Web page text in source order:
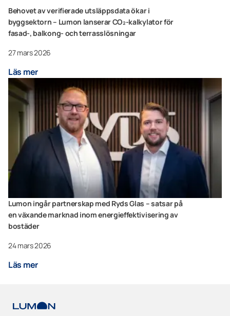
Behovet av verifierade utsläppsdata ökar i
byggsektorn – Lumon lanserar CO₂-kalkylator för
fasad-, balkong- och terrasslösningar
27 mars 2026
Läs mer
Lumon ingår partnerskap med Ryds Glas – satsar på
en växande marknad inom energieffektivisering av
bostäder
24 mars 2026
Läs mer